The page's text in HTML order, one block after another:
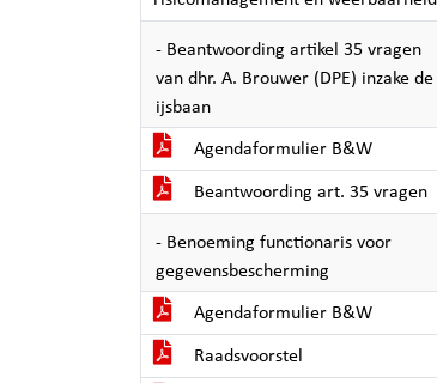
- Beantwoording artikel 35 vragen
van dhr. A. Brouwer (DPE) inzake de
ijsbaan
Agendaformulier B&W
Beantwoording art. 35 vragen
- Benoeming functionaris voor
gegevensbescherming
Agendaformulier B&W
Raadsvoorstel